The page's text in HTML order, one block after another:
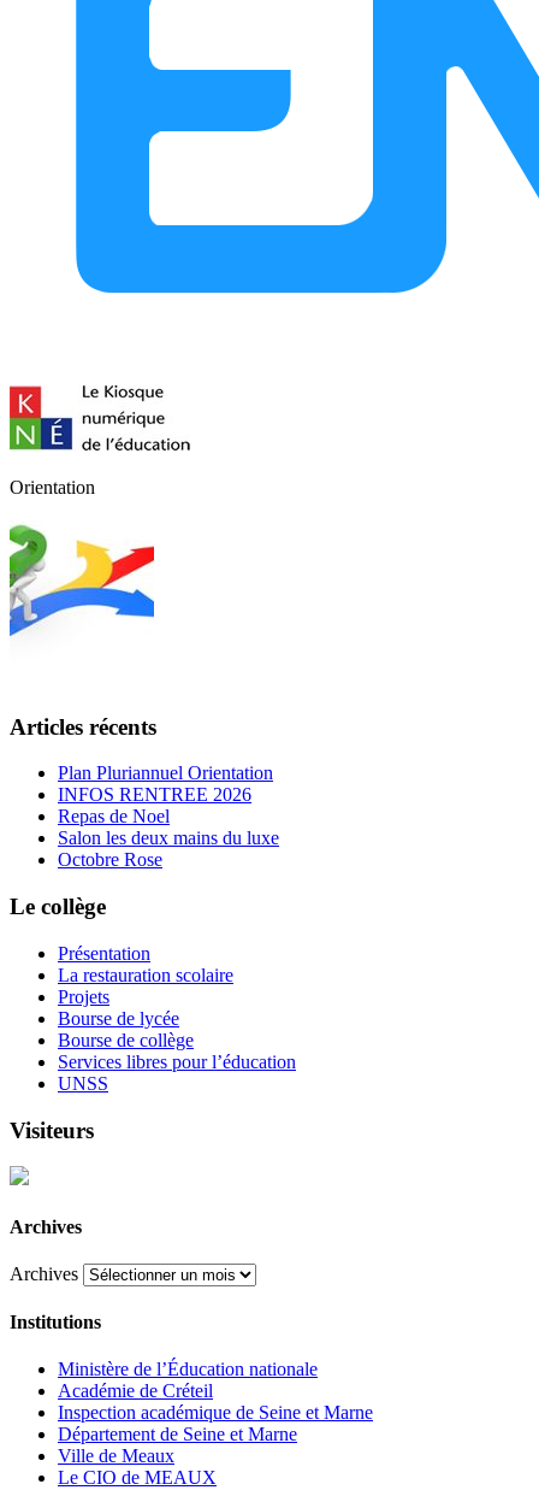
Orientation
Articles récents
Plan Pluriannuel Orientation
INFOS RENTREE 2026
Repas de Noel
Salon les deux mains du luxe
Octobre Rose
Le collège
Présentation
La restauration scolaire
Projets
Bourse de lycée
Bourse de collège
Services libres pour l’éducation
UNSS
Visiteurs
Archives
Archives
Institutions
Ministère de l’Éducation nationale
Académie de Créteil
Inspection académique de Seine et Marne
Département de Seine et Marne
Ville de Meaux
Le CIO de MEAUX